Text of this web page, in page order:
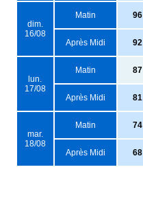
dim.
16/08
Matin 96
Après Midi 92
lun.
17/08
Matin 87
Après Midi 81
mar.
18/08
Matin 74
Après Midi 68